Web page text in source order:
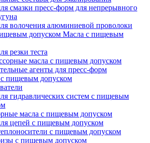
смазки пресс-форм для непрерывного
волочения алюминиевой проволоки
Масла с пищевым
резки теста
масла с пищевым допуском
агенты для пресс-форм
пищевым допуском
гидравлических систем с пищевым
масла с пищевым допуском
цепей с пищевым допуском
с пищевым допуском
с пищевым допуском